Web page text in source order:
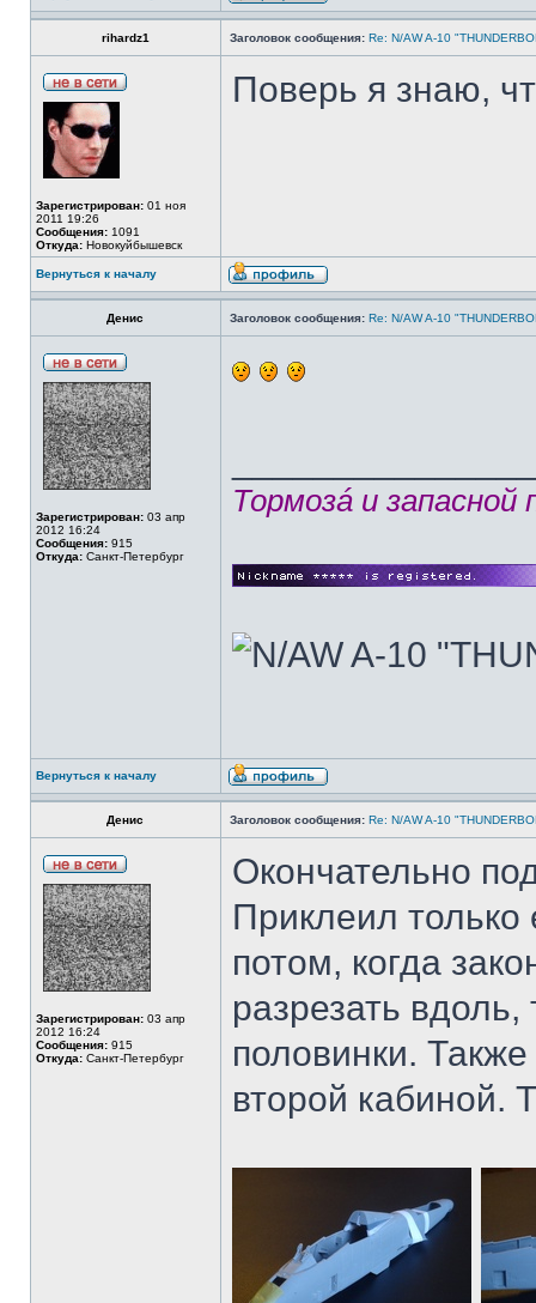
rihardz1 Заголовок сообщения: Re: N/AW A-10
Зарегистрирован: 01 ноя
2011 19:26
Сообщения: 1091
Откуда: Новокуйбышевск
Поверь я знаю,
Вернуться к началу
Денис Заголовок сообщения: Re: N/AW A-10
Зарегистрирован: 03 апр
2012 16:24
Сообщения: 915
Откуда: Санкт-Петербург
Тормозá и
Вернуться к началу
Денис Заголовок сообщения: Re: N/AW A-10
Зарегистрирован: 03 апр
2012 16:24
Сообщения: 915
Откуда: Санкт-Петербург
Окончательно
Приклеил
потом, когда
разрезать
половинки.
второй кабиной.